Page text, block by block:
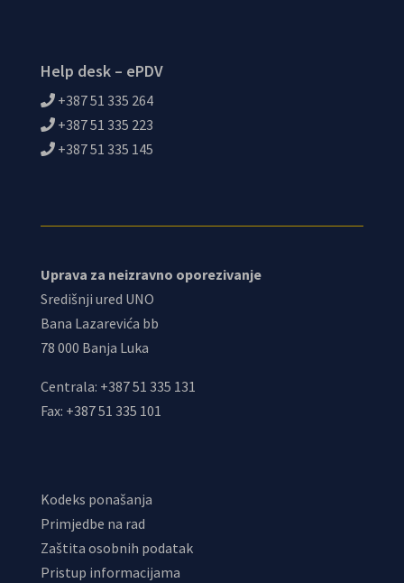
Help desk – ePDV
+387 51 335 264
+387 51 335 223
+387 51 335 145
Uprava za neizravno oporezivanje
Središnji ured UNO
Bana Lazarevića bb
78 000 Banja Luka
Centrala: +387 51 335 131
Fax: +387 51 335 101
Kodeks ponašanja
Primjedbe na rad
Zaštita osobnih podatak
Pristup informacijama